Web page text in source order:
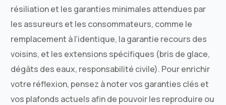
résiliation et les garanties minimales attendues par
les assureurs et les consommateurs, comme le
remplacement à l’identique, la garantie recours des
voisins, et les extensions spécifiques (bris de glace,
dégâts des eaux, responsabilité civile). Pour enrichir
votre réflexion, pensez à noter vos garanties clés et
vos plafonds actuels afin de pouvoir les reproduire ou